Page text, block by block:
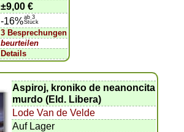
±9,00 €
-16%ab 3
Stück
3 Besprechungen
beurteilen
Details
Aspiroj, kroniko de neanoncita
murdo (Eld. Libera)
Lode Van de Velde
Auf Lager